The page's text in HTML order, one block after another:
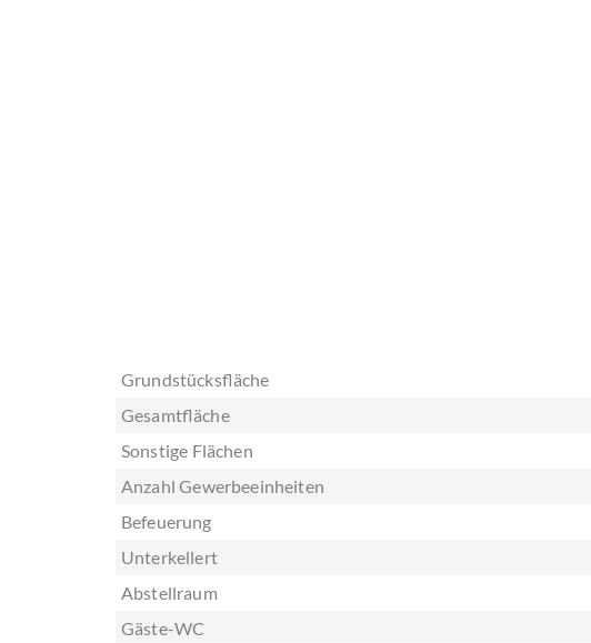
Grundstücksfläche
Gesamtfläche
Sonstige Flächen
Anzahl Gewerbeeinheiten
Befeuerung
Unterkellert
Abstellraum
Gäste-WC